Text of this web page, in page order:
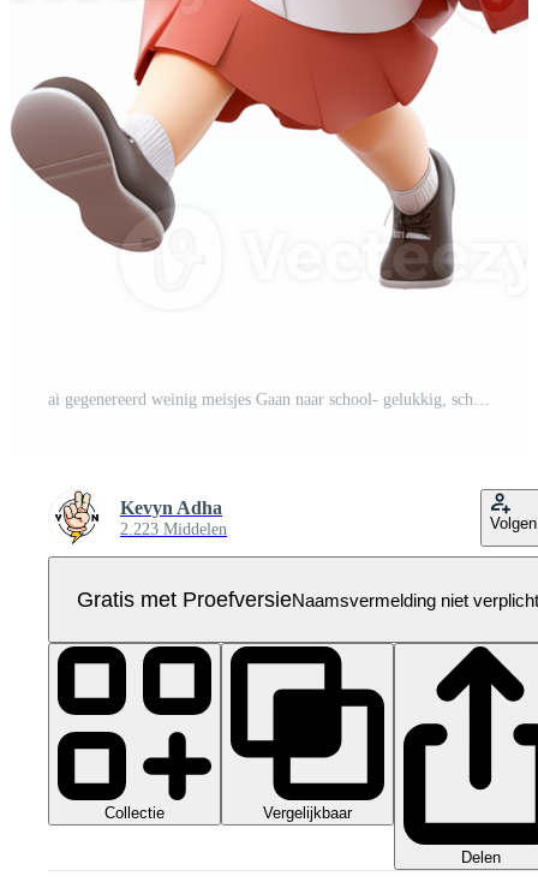
ai gegenereerd weinig meisjes Gaan naar school- gelukkig, schattig 3d ontwerp. geschikt voor element ontwerp en onderwijs Pro PNG
Kevyn Adha
2.223 Middelen Volgen
Gratis met ProefversieNaamsvermelding niet verplicht
Collectie Vergelijkbaar
Delen